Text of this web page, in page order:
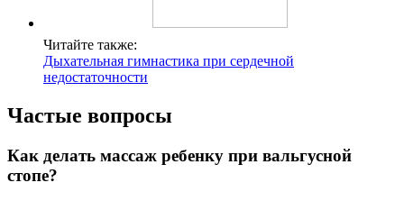
Читайте также:
Дыхательная гимнастика при сердечной
недостаточности
Частые вопросы
Как делать массаж ребенку при вальгусной
стопе?